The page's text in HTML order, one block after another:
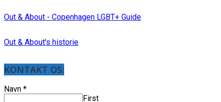
Out & About - Copenhagen LGBT+ Guide
Out & About's historie
KONTAKT OS:
Navn *
First